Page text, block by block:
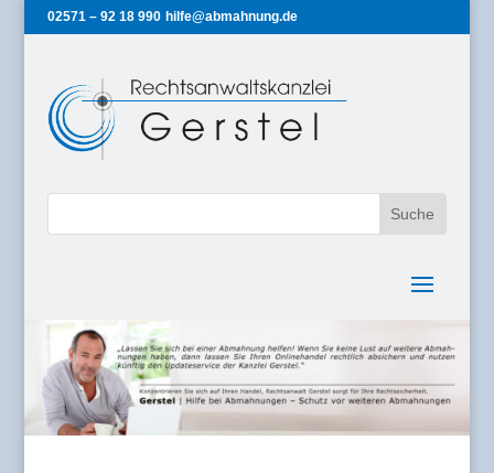
02571 – 92 18 990 hilfe@abmahnung.de